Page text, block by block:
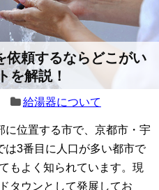
依頼するならどこがい
を解説！
給湯器について
に位置する市で、京都市・宇
は3番目に人口が多い都市で
もよく知られています。現
タウンとして発展してお